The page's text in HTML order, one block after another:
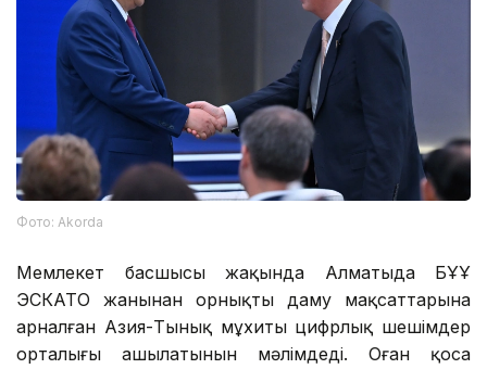
Фото: Аkorda
Мемлекет басшысы жақында Алматыда БҰҰ
ЭСКАТО жанынан орнықты даму мақсаттарына
арналған Азия-Тынық мұхиты цифрлық шешімдер
орталығы ашылатынын мәлімдеді. Оған қоса